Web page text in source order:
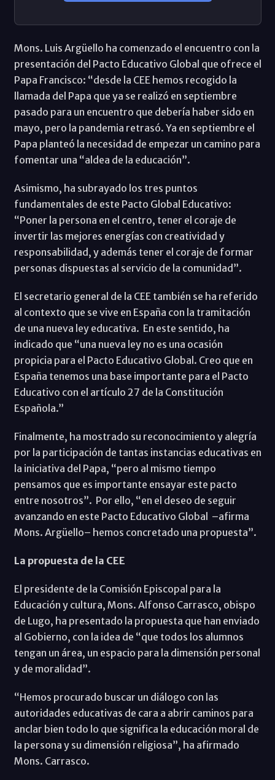
Mons. Luis Argüello ha comenzado el encuentro con la
presentación del Pacto Educativo Global que ofrece el
Papa Francisco: “desde la CEE hemos recogido la
llamada del Papa que ya se realizó en septiembre
pasado para un encuentro que debería haber sido en
mayo, pero la pandemia retrasó. Ya en septiembre el
Papa planteó la necesidad de empezar un camino para
fomentar una “aldea de la educación”.
Asimismo, ha subrayado los tres puntos
fundamentales de este Pacto Global Educativo:
“Poner la persona en el centro, tener el coraje de
invertir las mejores energías con creatividad y
responsabilidad, y además tener el coraje de formar
personas dispuestas al servicio de la comunidad”.
El secretario general de la CEE también se ha referido
al contexto que se vive en España con la tramitación
de una nueva ley educativa. En este sentido, ha
indicado que “una nueva ley no es una ocasión
propicia para el Pacto Educativo Global. Creo que en
España tenemos una base importante para el Pacto
Educativo con el artículo 27 de la Constitución
Española.”
Finalmente, ha mostrado su reconocimiento y alegría
por la participación de tantas instancias educativas en
la iniciativa del Papa, “pero al mismo tiempo
pensamos que es importante ensayar este pacto
entre nosotros”. Por ello, “en el deseo de seguir
avanzando en este Pacto Educativo Global –afirma
Mons. Argüello– hemos concretado una propuesta”.
La propuesta de la CEE
El presidente de la Comisión Episcopal para la
Educación y cultura, Mons. Alfonso Carrasco, obispo
de Lugo, ha presentado la propuesta que han enviado
al Gobierno, con la idea de “que todos los alumnos
tengan un área, un espacio para la dimensión personal
y de moralidad”.
“Hemos procurado buscar un diálogo con las
autoridades educativas de cara a abrir caminos para
anclar bien todo lo que significa la educación moral de
la persona y su dimensión religiosa”, ha afirmado
Mons. Carrasco.